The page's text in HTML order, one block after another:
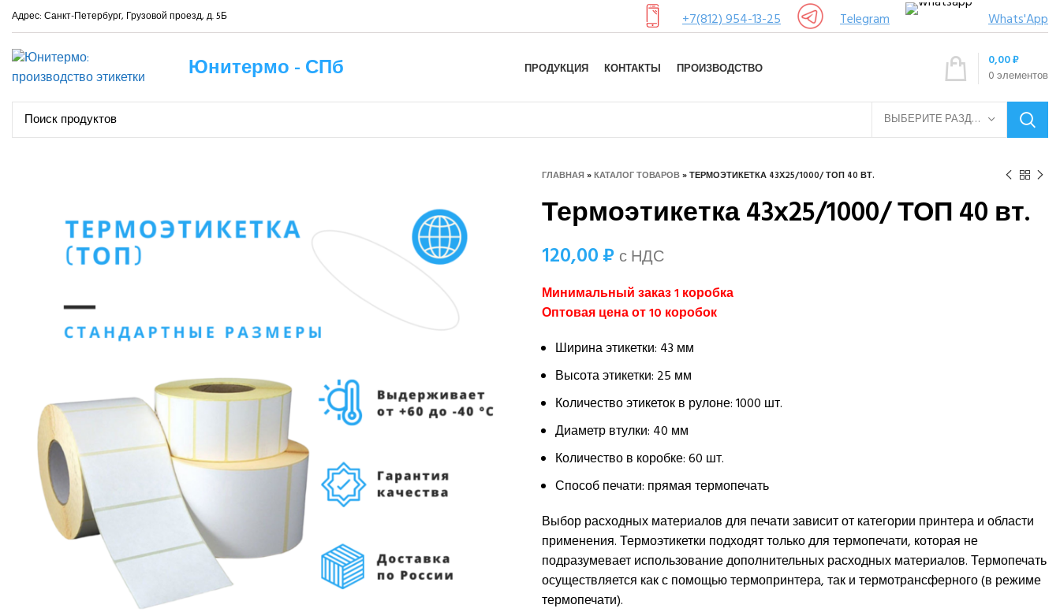
Адрес: Санкт-Петербург, Грузовой проезд, д. 5Б +7(812) 954-13-25 Telegram Whats'App
Юнитермо - СПб ПРОДУКЦИЯ КОНТАКТЫ ПРОИЗВОДСТВО 0элементов
0,00₽
ВЫБЕРИТЕ РАЗДЕЛ
ГЛАВНАЯ»КАТАЛОГ ТОВАРОВ»ТЕРМОЭТИКЕТКА 43Х25/1000/ ТОП 40 ВТ.
Термоэтикетка 43х25/1000/ ТОП 40 вт.
120,00₽ с НДС
Минимальный заказ 1 коробка
Оптовая цена от 10 коробок
Ширина этикетки: 43 мм
Высота этикетки: 25 мм
Количество этикеток в рулоне: 1000 шт.
Диаметр втулки: 40 мм
Количество в коробке: 60 шт.
Способ печати: прямая термопечать
Выбор расходных материалов для печати зависит от категории принтера и области
применения. Термоэтикетки подходят только для термопечати, которая не
подразумевает использование дополнительных расходных материалов. Термопечать
осуществляется как с помощью термопринтера, так и термотрансферного (в режиме
термопечати).